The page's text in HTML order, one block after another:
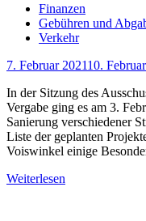
Finanzen
Gebühren und
Verkehr
7. Februar 202110.
In der Sitzung des
Vergabe ging es am 3.
Sanierung verschiedener
Liste der geplanten
Voiswinkel einige
Weiterlesen